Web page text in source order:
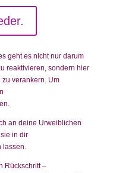
geht es nicht nur darum
reaktivieren, sondern hier
verankern. Um
an deine Urweiblichen
in dir
lassen.
Rückschritt –